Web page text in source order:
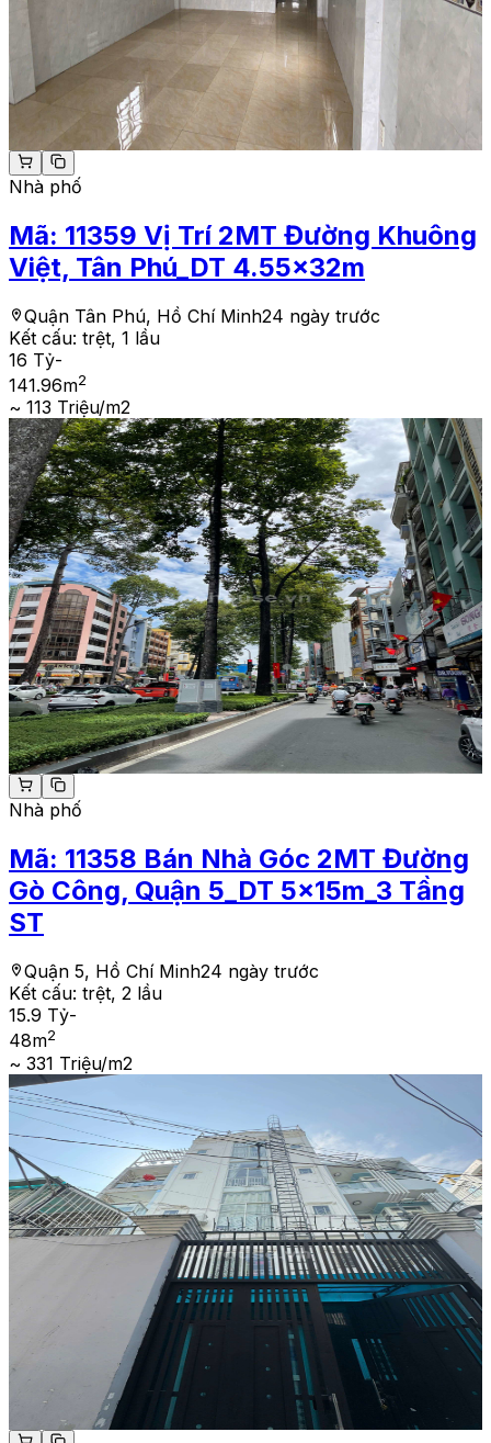
Nhà phố
Mã: 11359 Vị Trí 2MT Đường Khuông
Việt, Tân Phú_DT 4.55x32m
Quận Tân Phú, Hồ Chí Minh24 ngày trước
Kết cấu: trệt, 1 lầu
16 Tỷ-
141.96m2
~ 113 Triệu/m2
Nhà phố
Mã: 11358 Bán Nhà Góc 2MT Đường
Gò Công, Quận 5_DT 5x15m_3 Tầng
ST
Quận 5, Hồ Chí Minh24 ngày trước
Kết cấu: trệt, 2 lầu
15.9 Tỷ-
48m2
~ 331 Triệu/m2